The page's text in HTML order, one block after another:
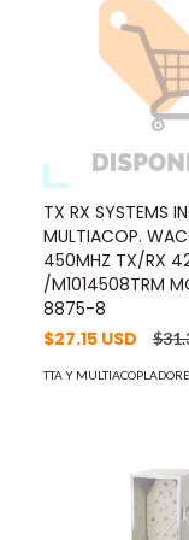
TX RX SYSTEMS
MULTIACOP.
450MHZ TX/RX
/M1014508TRM
8875-8
$27.15 USD
TTA Y